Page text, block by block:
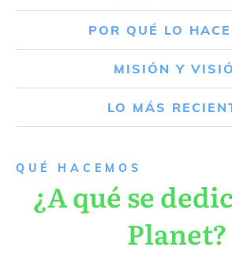
POR QUÉ LO
MISIÓN Y
LO MÁS
QUÉ HACEMOS
¿A qué se
Planet?